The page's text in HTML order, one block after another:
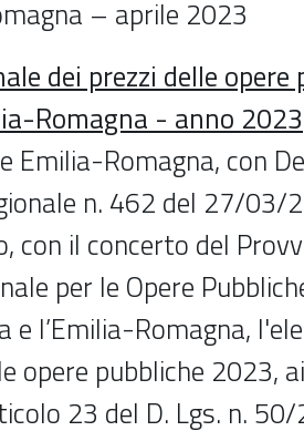
– aprile 2023
dei prezzi delle
Romagna - anno 2023
Emilia-Romagna, con
n. 462 del 27/03/
con il concerto del
per le Opere
e l’Emilia-Romagna,
opere pubbliche 2023,
23 del D. Lgs. n.